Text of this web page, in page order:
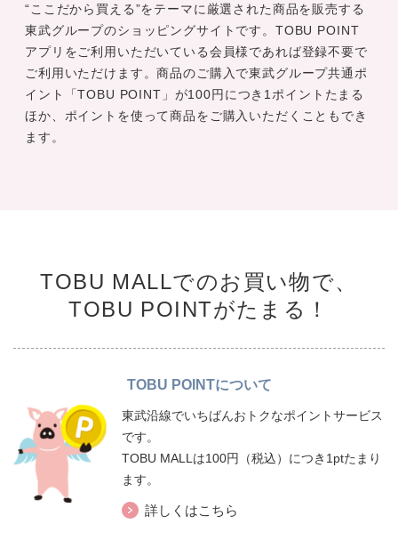
“ここだから買える”をテーマに厳選された商品を販売する
東武グループのショッピングサイトです。TOBU POINT
アプリをご利用いただいている会員様であれば登録不要で
ご利用いただけます。商品のご購入で東武グループ共通ポ
イント「TOBU POINT」が100円につき1ポイントたまる
ほか、ポイントを使って商品をご購入いただくこともでき
ます。
TOBU MALLでのお買い物で、
TOBU POINTがたまる！
TOBU POINTについて
東武沿線でいちばんおトクなポイントサービス
です。
TOBU MALLは100円（税込）につき1ptたまり
ます。
詳しくはこちら